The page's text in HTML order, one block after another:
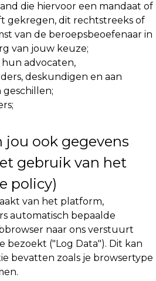
die hiervoor een mandaat of
gekregen, dit rechtstreeks of
van de beroepsbeoefenaar in
van jouw keuze;
advocaten,
deskundigen en aan
geschillen;
jou ook gegevens
gebruik van het
policy)
van het platform,
automatisch bepaalde
naar ons verstuurt
bezoekt ("Log Data"). Dit kan
bevatten zoals je browsertype